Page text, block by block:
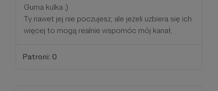
Guma kulka ;)
Ty nawet jej nie poczujesz, ale jeżeli uzbiera się ich
więcej to mogą realnie wspomóc mój kanał,
Patroni: 0